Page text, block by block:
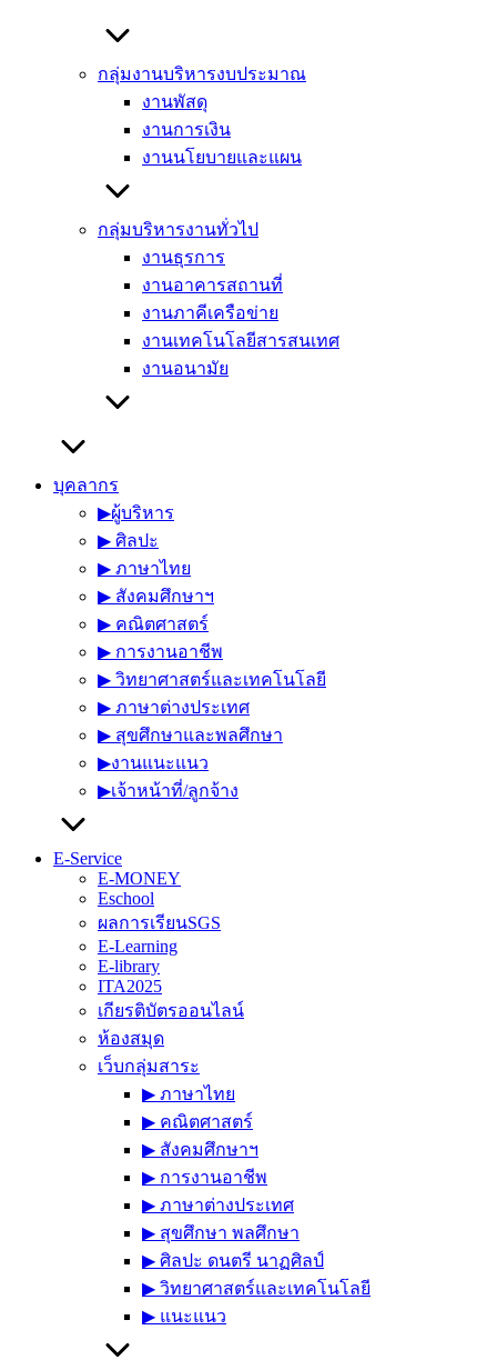
กลุ่มงานบริหารงบประมาณ
งานพัสดุ
งานการเงิน
งานนโยบายและแผน
กลุ่มบริหารงานทั่วไป
งานธุรการ
งานอาคารสถานที่
งานภาคีเครือข่าย
งานเทคโนโลยีสารสนเทศ
งานอนามัย
บุคลากร
▶︎ผู้บริหาร
▶︎ ศิลปะ
▶︎ ภาษาไทย
▶︎ สังคมศึกษาฯ
▶︎ คณิตศาสตร์
▶︎ การงานอาชีพ
▶︎ วิทยาศาสตร์และเทคโนโลยี
▶︎ ภาษาต่างประเทศ
▶︎ สุขศึกษาและพลศึกษา
▶︎งานแนะแนว
▶︎เจ้าหน้าที่/ลูกจ้าง
E-Service
E-MONEY
Eschool
ผลการเรียนSGS
E-Learning
E-library
ITA2025
เกียรติบัตรออนไลน์
ห้องสมุด
เว็บกลุ่มสาระ
▶︎ ภาษาไทย
▶︎ คณิตศาสตร์
▶︎ สังคมศึกษาฯ
▶︎ การงานอาชีพ
▶︎ ภาษาต่างประเทศ
▶︎ สุขศึกษา พลศึกษา
▶︎ ศิลปะ ดนตรี นาฏศิลป์
▶︎ วิทยาศาสตร์และเทคโนโลยี
▶︎ แนะแนว